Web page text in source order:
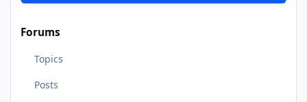
Forums
Topics
Posts